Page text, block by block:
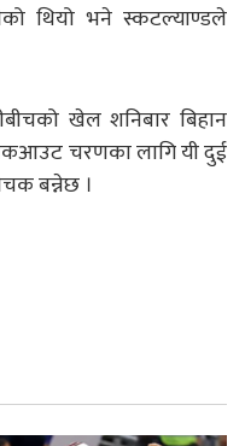
थियो भने स्कटल्याण्डले
खेल शनिबार बिहान
चरणका लागि यी दुई
बन्नेछ ।